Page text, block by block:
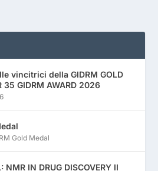
vincitrici della GIDRM GOLD
35 GIDRM AWARD 2026
Gold Medal
NMR IN DRUG DISCOVERY II